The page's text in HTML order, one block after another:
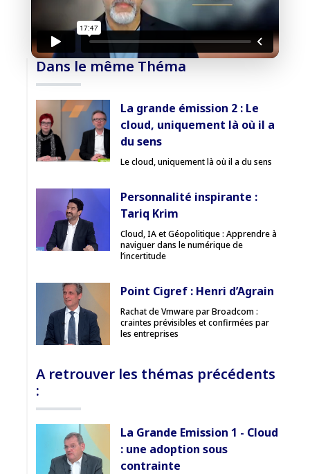
Informatique
Débloquer la vidéo
Pas encore abonné ? Découvrir nos offres
→
Dans le même Théma
La grande émission 2 : Le
cloud, uniquement là où il a
du sens
Le cloud, uniquement là où il a du sens
Personnalité inspirante :
Tariq Krim
Cloud, IA et Géopolitique : Apprendre à
naviguer dans le numérique de
l’incertitude
Point Cigref : Henri d’Agrain
Rachat de Vmware par Broadcom :
craintes prévisibles et confirmées par
les entreprises
A retrouver les thémas précédents
:
La Grande Emission 1 - Cloud
: une adoption sous
contrainte